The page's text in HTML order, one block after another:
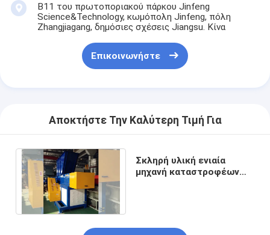
B11 του πρωτοποριακού πάρκου Jinfeng
Science&Technology, κωμόπολη Jinfeng, πόλη
Zhangjiagang, δημόσιες σχέσεις Jiangsu. Κίνα
Επικοινωνήστε
Αποκτήστε Την Καλύτερη Τιμή Για
Σκληρή υλική ενιαία
μηχανή καταστροφέων